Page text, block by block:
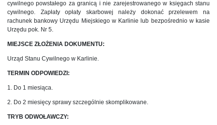
cywilnego powstałego za granicą i nie zarejestrowanego w księgach stanu
cywilnego. Zapłaty opłaty skarbowej należy dokonać przelewem na
rachunek bankowy Urzędu Miejskiego w Karlinie lub bezpośrednio w kasie
Urzędu pok. Nr 5.
MIEJSCE ZŁOŻENIA DOKUMENTU:
Urząd Stanu Cywilnego w Karlinie.
TERMIN ODPOWIEDZI:
1. Do 1 miesiąca.
2. Do 2 miesięcy sprawy szczególnie skomplikowane.
TRYB ODWOŁAWCZY: